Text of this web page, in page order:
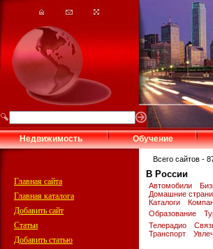
Недвижимость Обучение
Главная сайта
Главная каталога
Добавить сайт
Статьи
Добавить статью
Всего сайтов -
В России
Автомобили
Домашние
Каталоги
Образование
Телерадио
Транспорт